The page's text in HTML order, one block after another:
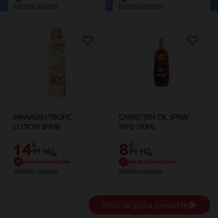
HAWAIIAN TROPIC
LOTION SPRAY
14€
99
NUK KA NË DISPOZICION
CARROTEN OIL SPRAY
SPF0 150ML
8€
99
NUK KA NË DISPOZICION
Shiko të gjitha produktet